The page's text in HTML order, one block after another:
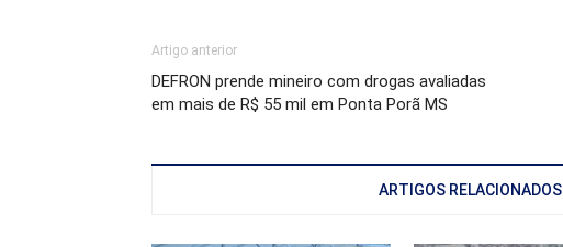
Artigo anterior
DEFRON prende mineiro com drogas avaliadas
em mais de R$ 55 mil em Ponta Porã MS
ARTIGOS RELACIONADOS